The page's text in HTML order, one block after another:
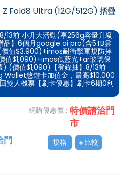
Z Fold8 Ultra (12G/512G) 摺疊
8/13前 小升大活動(享256g容量升級
品】6個月google ai pro(含5TB雲
值$3,900)+imos耐衝擊軍規防摔
值$1,090)+imos低藍光+ar玻璃保
) (價值$1,090)【登錄抽】8/13前
Wallet悠遊卡加值金，最高$10,000
雙人機票【刷卡優惠】刷卡6期0利
網購優惠價 : 特價請洽門
市
門
規格 比較